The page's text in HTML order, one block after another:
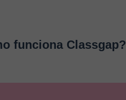
funciona Classgap?